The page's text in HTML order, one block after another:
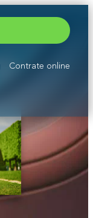
Contrate online